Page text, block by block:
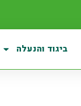
ביגוד והנעלה